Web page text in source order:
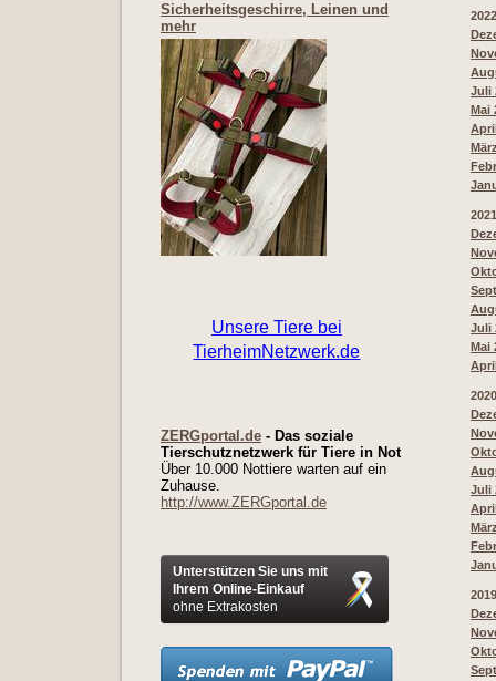
Sicherheitsgeschirre, Leinen und
mehr
ZERGportal.de - Das soziale
Tierschutznetzwerk für Tiere in Not
Über 10.000 Nottiere warten auf ein
Zuhause.
http://www.ZERGportal.de
Unterstützen Sie uns mit
Ihrem Online-Einkauf
ohne Extrakosten
2022
Juli
Mai
2021
Juli
Mai
2020
Juli
2019